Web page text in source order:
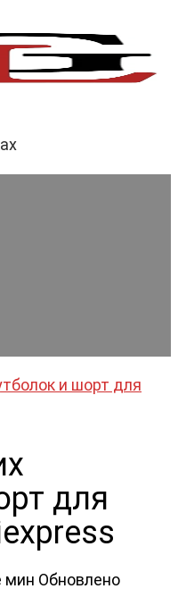
и шорт для
для
мин Обновлено